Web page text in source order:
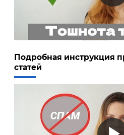
Подробная инструкция
статей